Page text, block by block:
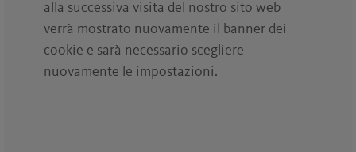
alla successiva visita del nostro sito web
verrà mostrato nuovamente il banner dei
cookie e sarà necessario scegliere
nuovamente le impostazioni.